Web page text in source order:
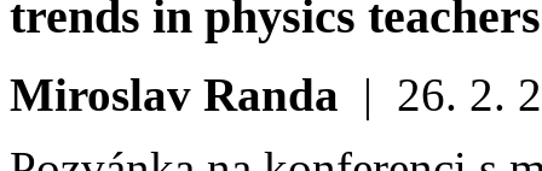
trends in physics
Miroslav Randa | 26. 2.